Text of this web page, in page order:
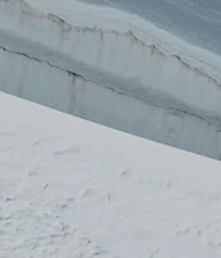
RECHERCHES POPULAIRES
Skis freeride